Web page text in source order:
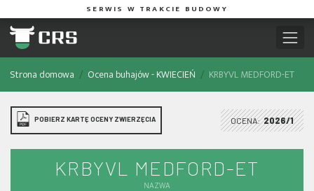
SERWIS W TRAKCIE BUDOWY
Strona domowa Ocena buhajów - KWIECIEŃ KRBYVL MEDFORD-ET
POBIERZ KARTĘ OCENY ZWIERZĘCIA OCENA: 2026/1
KRBYVL MEDFORD-ET
NAZWA